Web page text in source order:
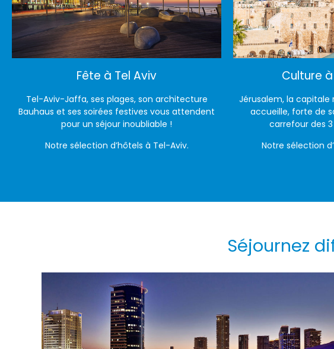
Fête à Tel Aviv
Tel-Aviv-Jaffa, ses plages, son architecture
Bauhaus et ses soirées festives vous attendent
pour un séjour inoubliable !
Notre sélection d’hôtels à Tel-Aviv.
Culture
Jérusalem, la capitale
accueille, forte de
carrefour des
Notre sélection
Séjournez